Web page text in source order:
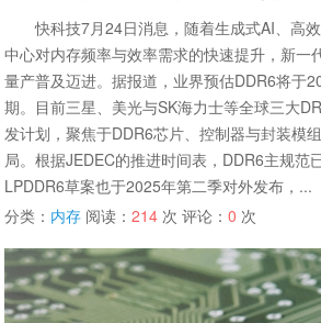
快科技7月24日消息，随着生成式AI、高
中心对内存频率与效率需求的快速提升，新一
量产普及迈进。据报道，业界预估DDR6将于
期。目前三星、美光与SK海力士等全球三大
发计划，聚焦于DDR6芯片、控制器与封装模
局。根据JEDEC的推进时间表，DDR6主规范
LPDDR6草案也于2025年第二季对外发布，...
分类： 内存 阅读：214 次 评论：0 次